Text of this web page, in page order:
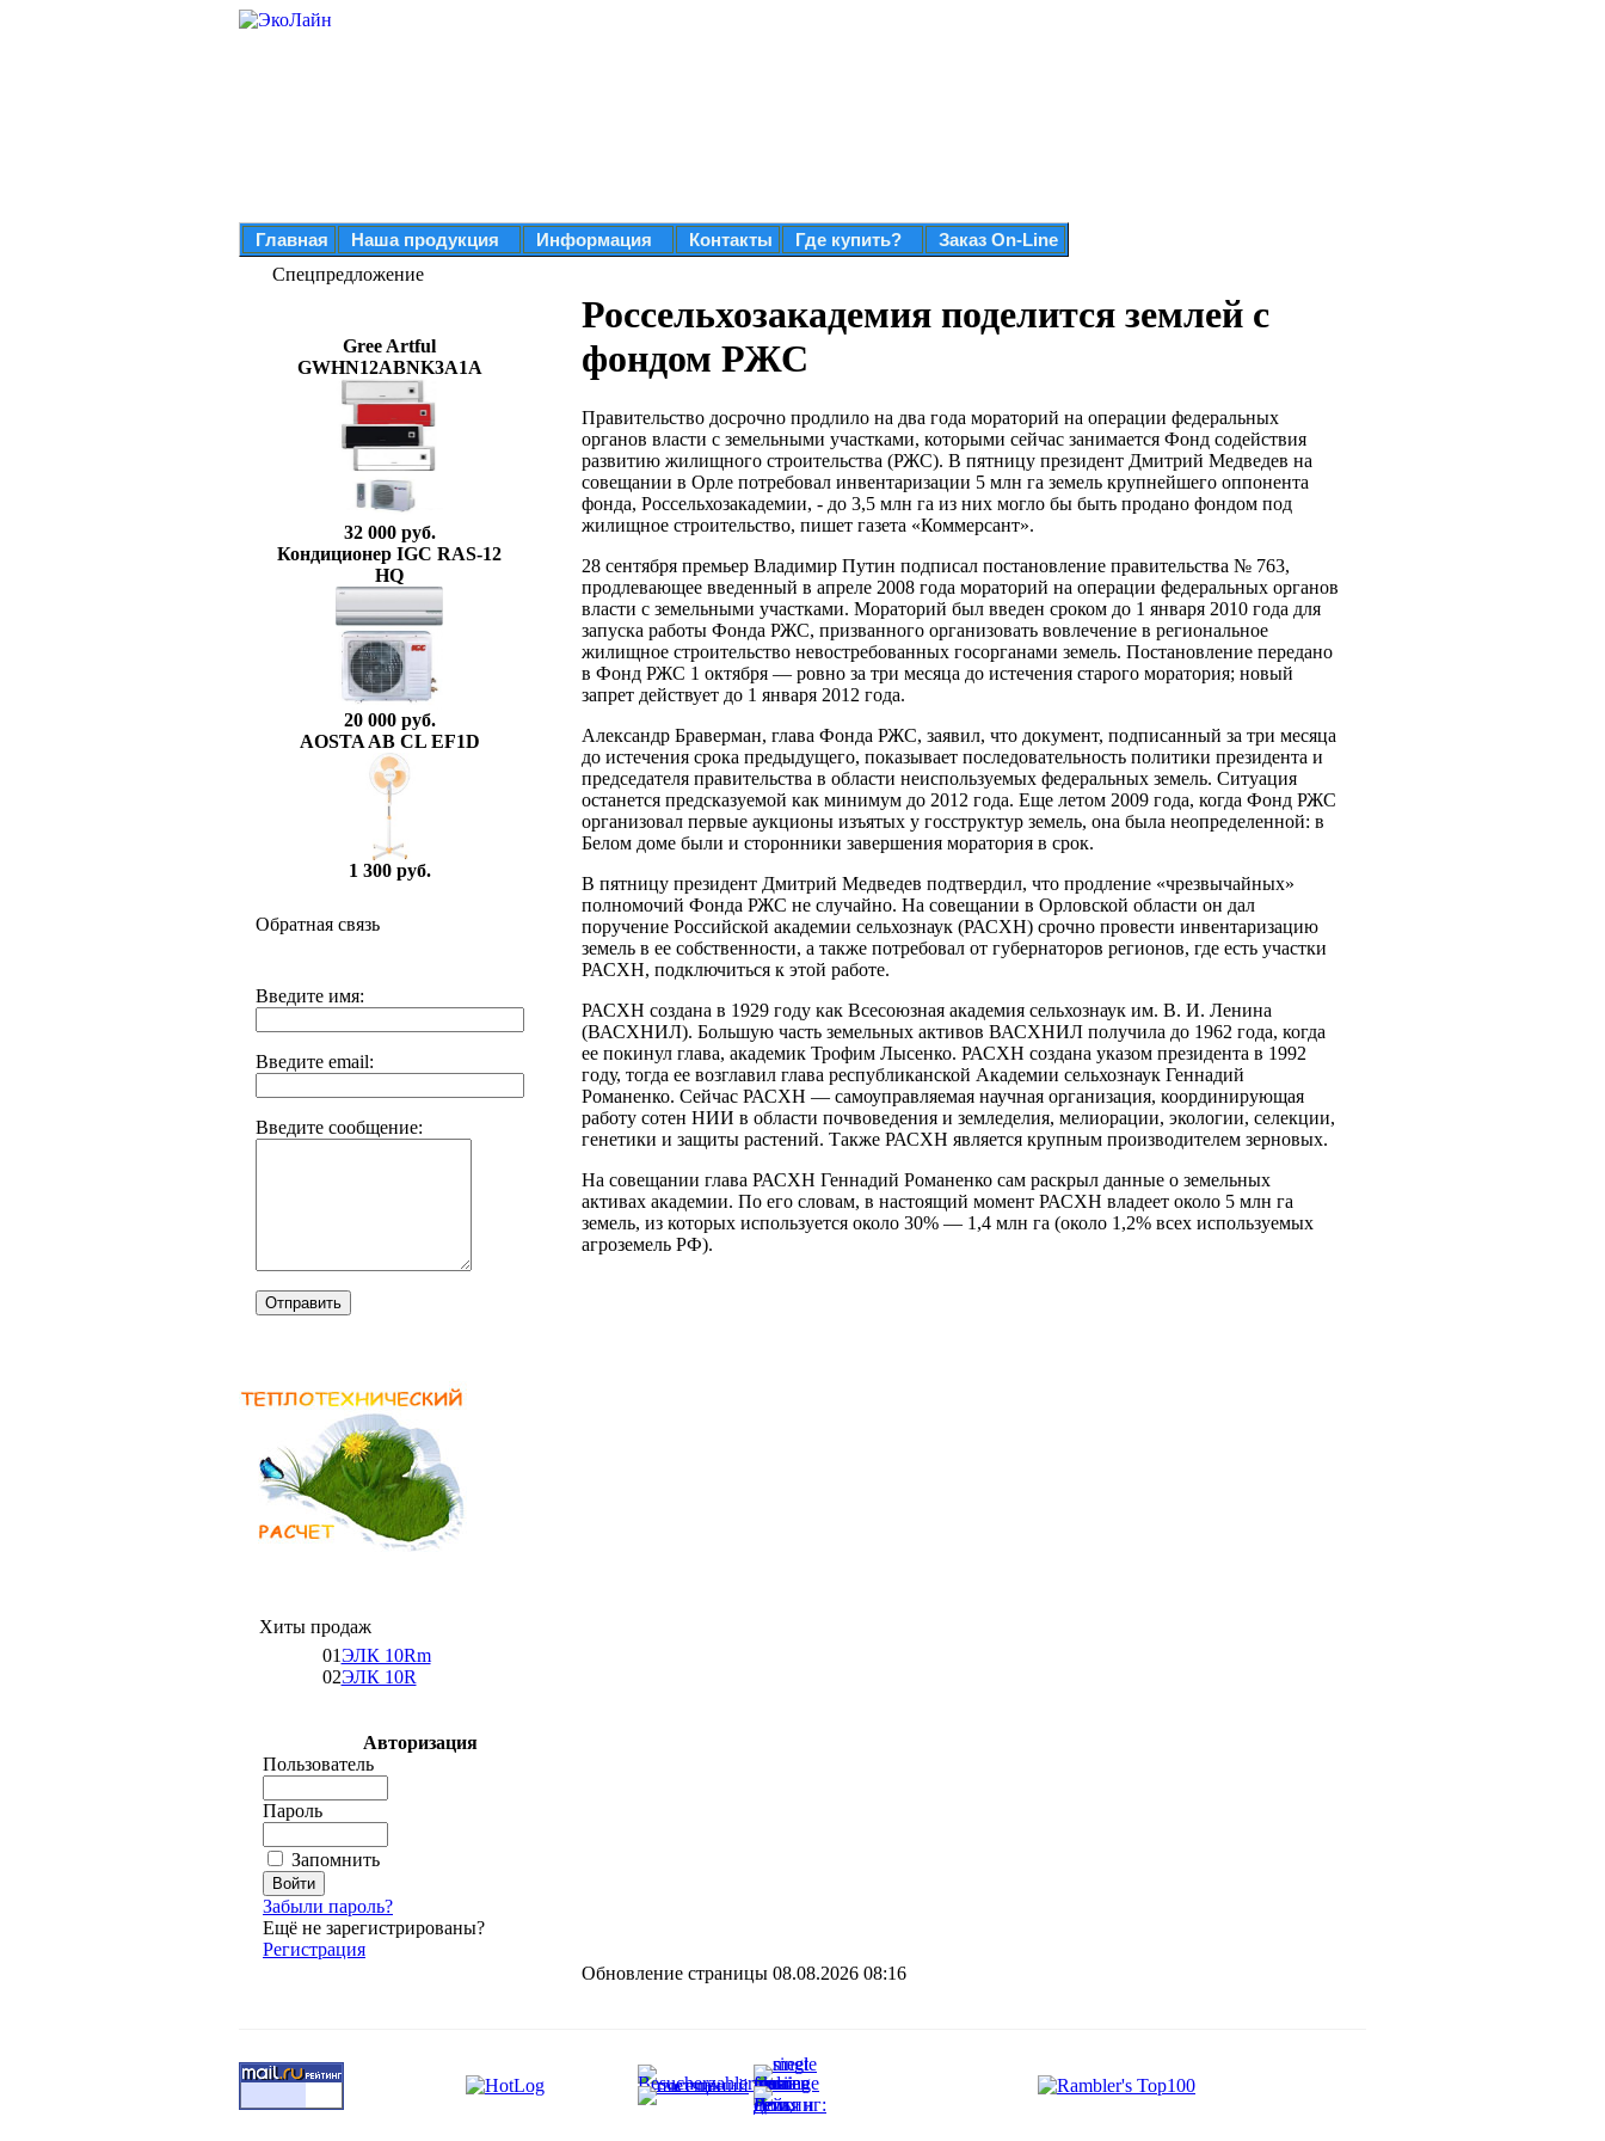
Главная Наша продукция Информация Контакты Где купить?
Заказ On-Line
Спецпредложение
Gree Artful
GWHN12ABNK3A1A
32 000 руб.
Кондиционер IGC RAS-12
HQ
20 000 руб.
AOSTA AB CL EF1D
1 300 руб.
Обратная связь
Введите имя:
Введите email:
Введите сообщение:
Отправить
Хиты продаж
01ЭЛК 10Rm
02ЭЛК 10R
Авторизация
Пользователь
Пароль
Запомнить
Забыли пароль?
Ещё не зарегистрированы?
Регистрация
Россельхозакадемия поделится землей с
фондом РЖС
Правительство досрочно продлило на два года мораторий на операции федеральных
органов власти с земельными участками, которыми сейчас занимается Фонд содействия
развитию жилищного строительства (РЖС). В пятницу президент Дмитрий Медведев на
совещании в Орле потребовал инвентаризации 5 млн га земель крупнейшего оппонента
фонда, Россельхозакадемии, - до 3,5 млн га из них могло бы быть продано фондом под
жилищное строительство, пишет газета «Коммерсант».
28 сентября премьер Владимир Путин подписал постановление правительства № 763,
продлевающее введенный в апреле 2008 года мораторий на операции федеральных органов
власти с земельными участками. Мораторий был введен сроком до 1 января 2010 года для
запуска работы Фонда РЖС, призванного организовать вовлечение в региональное
жилищное строительство невостребованных госорганами земель. Постановление передано
в Фонд РЖС 1 октября — ровно за три месяца до истечения старого моратория; новый
запрет действует до 1 января 2012 года.
Александр Браверман, глава Фонда РЖС, заявил, что документ, подписанный за три месяца
до истечения срока предыдущего, показывает последовательность политики президента и
председателя правительства в области неиспользуемых федеральных земель. Ситуация
останется предсказуемой как минимум до 2012 года. Еще летом 2009 года, когда Фонд РЖС
организовал первые аукционы изъятых у госструктур земель, она была неопределенной: в
Белом доме были и сторонники завершения моратория в срок.
В пятницу президент Дмитрий Медведев подтвердил, что продление «чрезвычайных»
полномочий Фонда РЖС не случайно. На совещании в Орловской области он дал
поручение Российской академии сельхознаук (РАСХН) срочно провести инвентаризацию
земель в ее собственности, а также потребовал от губернаторов регионов, где есть участки
РАСХН, подключиться к этой работе.
РАСХН создана в 1929 году как Всесоюзная академия сельхознаук им. В. И. Ленина
(ВАСХНИЛ). Большую часть земельных активов ВАСХНИЛ получила до 1962 года, когда
ее покинул глава, академик Трофим Лысенко. РАСХН создана указом президента в 1992
году, тогда ее возглавил глава республиканской Академии сельхознаук Геннадий
Романенко. Сейчас РАСХН — самоуправляемая научная организация, координирующая
работу сотен НИИ в области почвоведения и земледелия, мелиорации, экологии, селекции,
генетики и защиты растений. Также РАСХН является крупным производителем зерновых.
На совещании глава РАСХН Геннадий Романенко сам раскрыл данные о земельных
активах академии. По его словам, в настоящий момент РАСХН владеет около 5 млн га
земель, из которых используется около 30% — 1,4 млн га (около 1,2% всех используемых
агроземель РФ).
Обновление страницы 08.08.2026 08:16